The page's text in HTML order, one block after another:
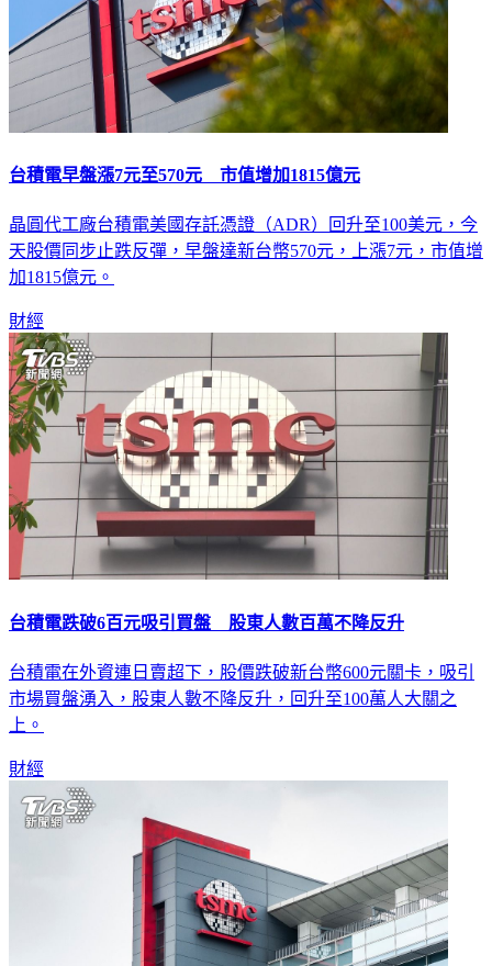
台積電早盤漲7元至570元 市值增加1815億元
晶圓代工廠台積電美國存託憑證（ADR）回升至100美元，今
天股價同步止跌反彈，早盤達新台幣570元，上漲7元，市值增
加1815億元。
財經
台積電跌破6百元吸引買盤 股東人數百萬不降反升
台積電在外資連日賣超下，股價跌破新台幣600元關卡，吸引
市場買盤湧入，股東人數不降反升，回升至100萬人大關之
上。
財經